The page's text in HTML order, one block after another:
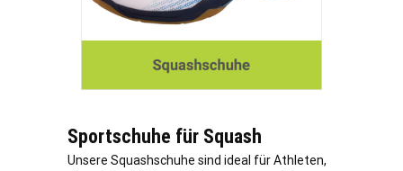
Sportschuhe für Squash
Unsere Squashschuhe sind ideal für Athleten,